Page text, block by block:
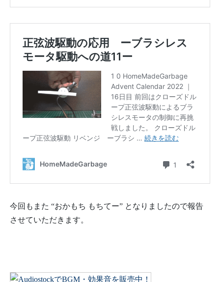
今回もまた “おかもち もちてー” となりましたので報告
させていただきます。